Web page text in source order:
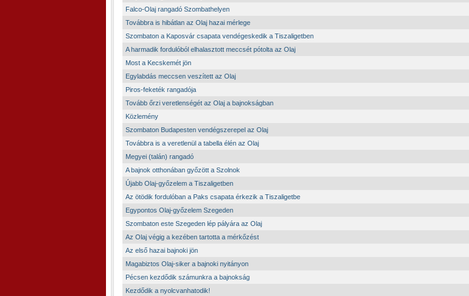
Falco-Olaj rangadó Szombathelyen
Továbbra is hibátlan az Olaj hazai mérlege
Szombaton a Kaposvár csapata vendégeskedik a Tiszaligetben
A harmadik fordulóból elhalasztott meccsét pótolta az Olaj
Most a Kecskemét jön
Egylabdás meccsen veszített az Olaj
Piros-feketék rangadója
Tovább őrzi veretlenségét az Olaj a bajnokságban
Közlemény
Szombaton Budapesten vendégszerepel az Olaj
Továbbra is a veretlenül a tabella élén az Olaj
Megyei (talán) rangadó
A bajnok otthonában győzött a Szolnok
Újabb Olaj-győzelem a Tiszaligetben
Az ötödik fordulóban a Paks csapata érkezik a Tiszaligetbe
Egypontos Olaj-győzelem Szegeden
Szombaton este Szegeden lép pályára az Olaj
Az Olaj végig a kezében tartotta a mérkőzést
Az első hazai bajnoki jön
Magabiztos Olaj-siker a bajnoki nyitányon
Pécsen kezdődik számunkra a bajnokság
Kezdődik a nyolcvanhatodik!